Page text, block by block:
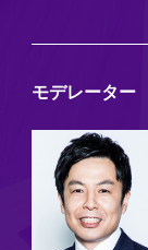
モデレーター